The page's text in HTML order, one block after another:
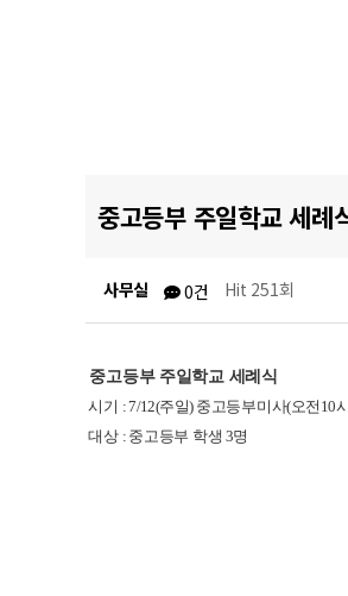
중고등부 주일학교 세례
사무실 0건 Hit 251회
중고등부 주일학교 세례식
시기 : 7/12(주일) 중고등부미사(오전 10시
대상 : 중고등부 학생 3명